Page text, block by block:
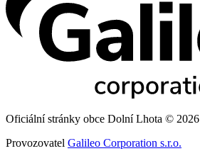
Oficiální stránky obce Dolní Lhota © 2026
Provozovatel Galileo Corporation s.r.o.